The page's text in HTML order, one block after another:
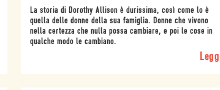
La storia di Dorothy Allison è durissima, così come lo è
quella delle donne della sua famiglia. Donne che vivono
nella certezza che nulla possa cambiare, e poi le cose in
qualche modo le cambiano.